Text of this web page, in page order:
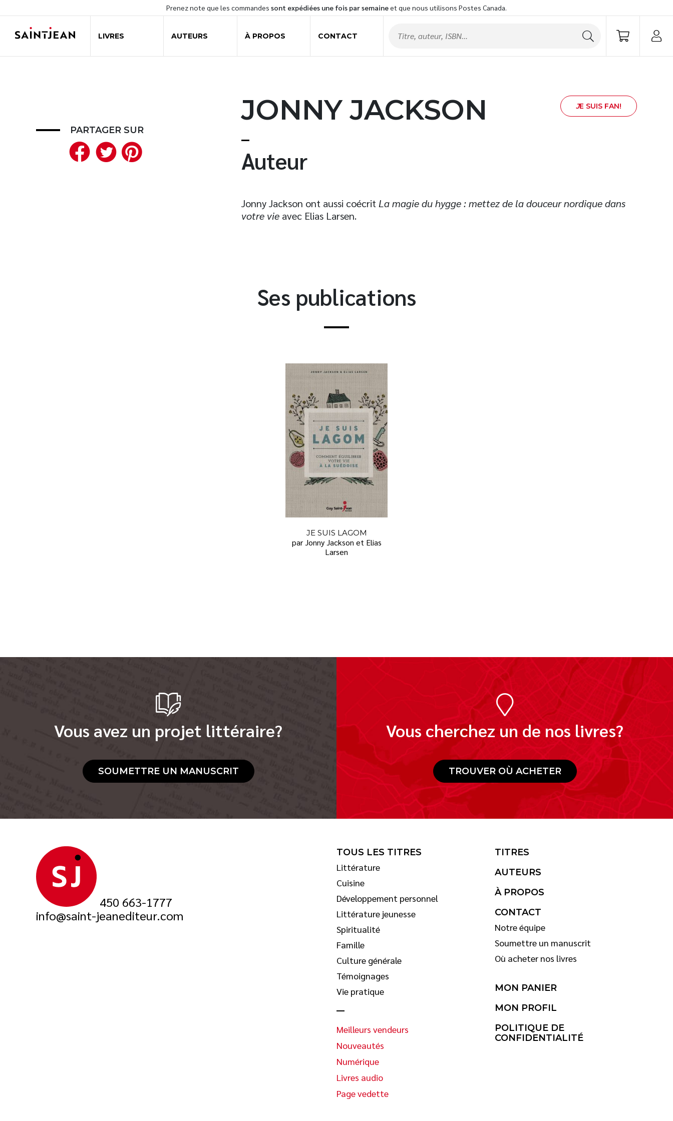
Prenez note que les commandes sont expédiées une fois par semaineet que nous utilisons Postes Canada.
LIVRES AUTEURS À PROPOS CONTACT
JONNY JACKSON
Auteur
JE SUIS FAN!
Jonny Jackson ont aussi coécrit La magie du hygge : mettez de la douceur nordique dans
votre vie avec Elias Larsen.
PARTAGER SUR
Facebook
Twitter
Ses publications
JE SUIS LAGOM
par Jonny Jackson et Elias
Larsen
Vous avez un projet littéraire?
SOUMETTRE UN MANUSCRIT
Vous cherchez un de nos livres?
TROUVER OÙ ACHETER
450 663-1777
info@saint-jeanediteur.com
TOUS LES TITRES
Littérature
Cuisine
Développement personnel
Littérature jeunesse
Spiritualité
Famille
Culture générale
Témoignages
Vie pratique
Meilleurs vendeurs
Nouveautés
Numérique
Livres audio
Page vedette
TITRES
AUTEURS
À PROPOS
CONTACT
Notre équipe
Soumettre un manuscrit
Où acheter nos livres
MON PANIER
MON PROFIL
POLITIQUE DE
CONFIDENTIALITÉ